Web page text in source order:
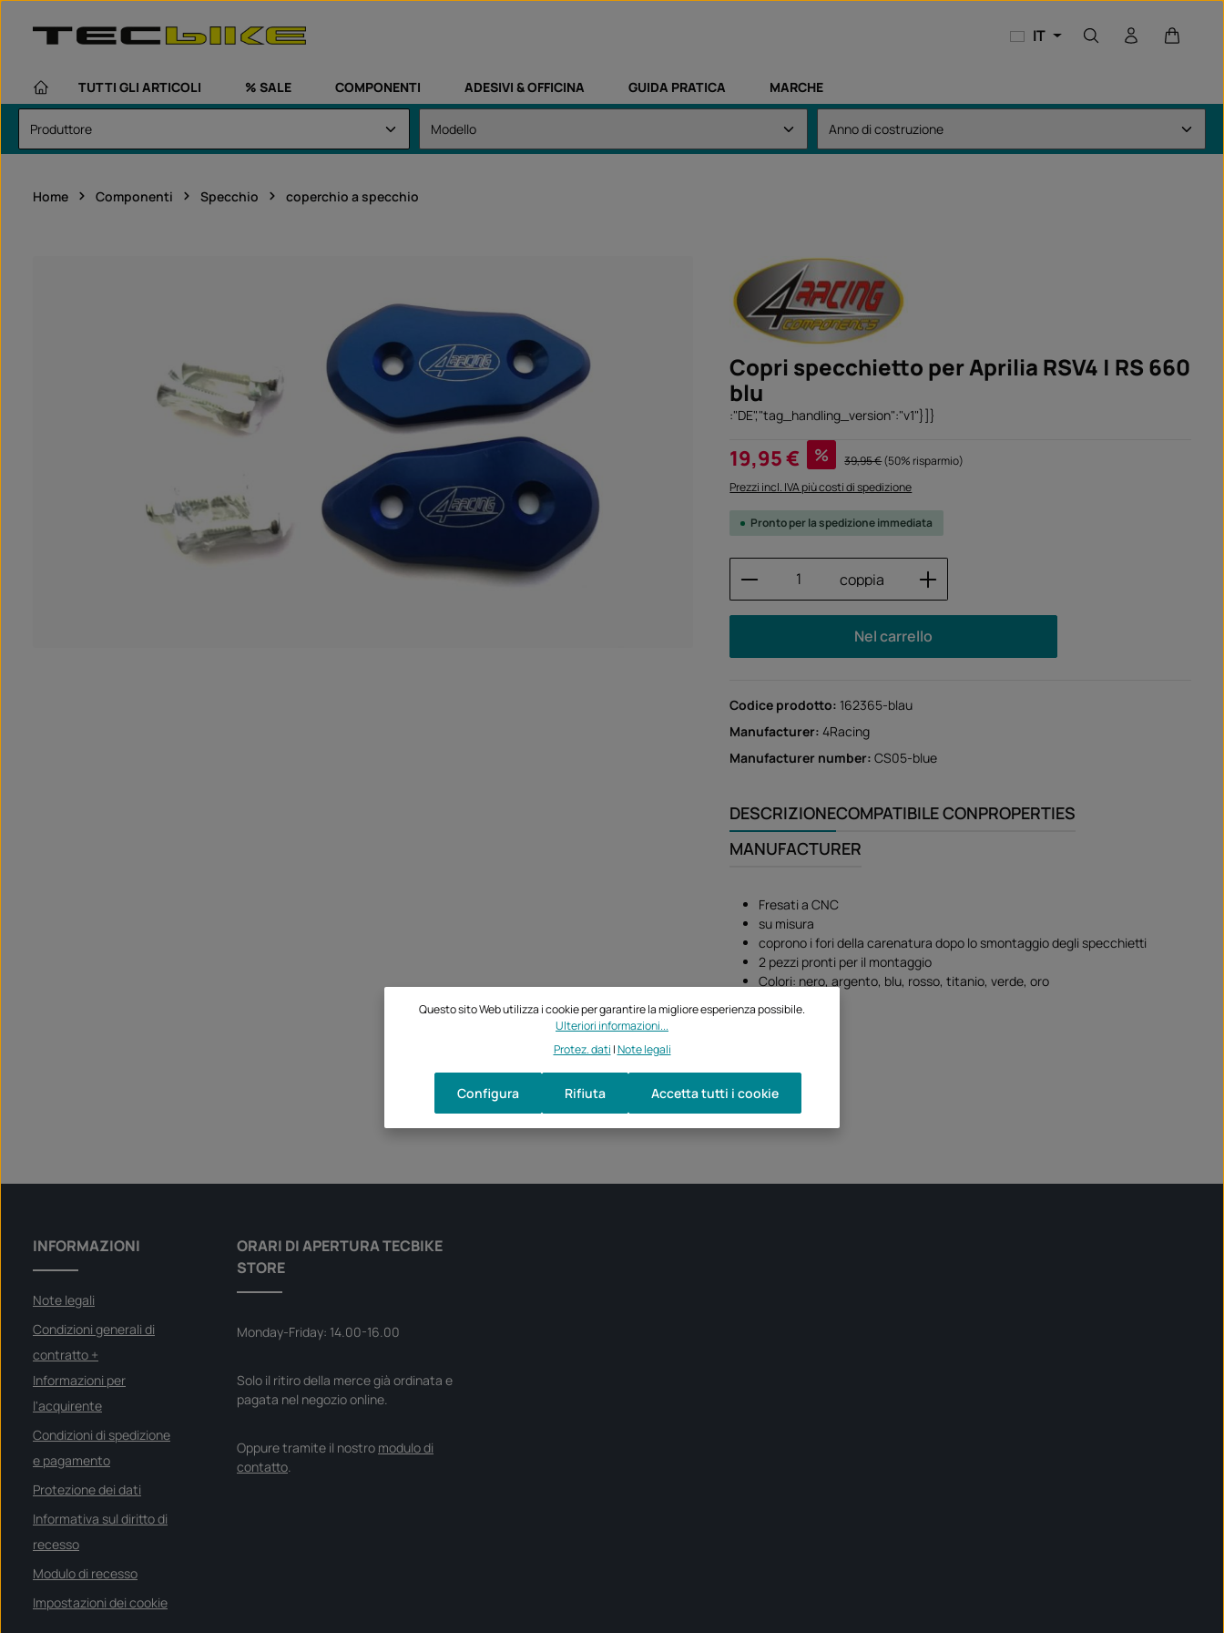
IT Il
TUTTI GLI ARTICOLI % SALE COMPONENTI ADESIVI & OFFICINA GUIDA PRATICA MARCHE
Home Componenti Specchio coperchio a specchio
Copri specchietto per Aprilia RSV4 | RS 660
blu
:"DE","tag_handling_version":"v1"}]}
Prezzo di vendita:
19,95 € % Prezzo normale:
39,95 €(50% risparmio)
Prezzi incl. IVA più costi di spedizione
Pronto per la spedizione immediata
Quantità del prodotto: inserisci la quantità
coppia
Nel carrello
Codice prodotto: 162365-blau
Manufacturer:4Racing
Manufacturer number:CS05-blue
DESCRIZIONECOMPATIBILE CONPROPERTIES
MANUFACTURER
Fresati a CNC
su misura
coprono i fori della carenatura dopo lo smontaggio degli specchietti
2 pezzi pronti per il montaggio
Colori: nero, argento, blu, rosso, titanio, verde, oro
INFORMAZIONI
Note legali
Condizioni generali di
contratto +
Informazioni per
l'acquirente
Condizioni di spedizione
e pagamento
Protezione dei dati
Informativa sul diritto di
recesso
Modulo di recesso
Impostazioni dei cookie
ORARI DI APERTURA TECBIKE
STORE
Monday-Friday: 14.00-16.00
Solo il ritiro della merce già ordinata e
pagata nel negozio online.
Oppure tramite il nostro modulo di
contatto.
Questo sito Web utilizza i cookie per garantire la migliore esperienza possibile.
Ulteriori informazioni...
Protez. dati |Note legali
Rifiuta
Configura Accetta tutti i cookie